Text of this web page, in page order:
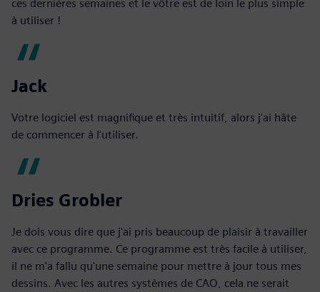
ces dernières semaines et le vôtre est de loin le plus simple
à utiliser !
Jack
Votre logiciel est magnifique et très intuitif, alors j'ai hâte
de commencer à l'utiliser.
Dries Grobler
Je dois vous dire que j'ai pris beaucoup de plaisir à travailler
avec ce programme. Ce programme est très facile à utiliser,
il ne m'a fallu qu'une semaine pour mettre à jour tous mes
dessins. Avec les autres systèmes de CAO, cela ne serait